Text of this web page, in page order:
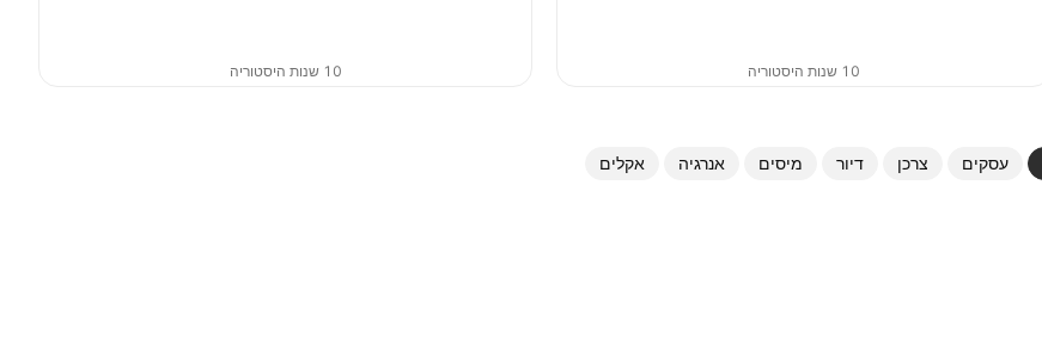
10 שנות היסטוריה 10 שנות היסטוריה
עסקים צרכן דיור מיסים אנרגיה אקלים